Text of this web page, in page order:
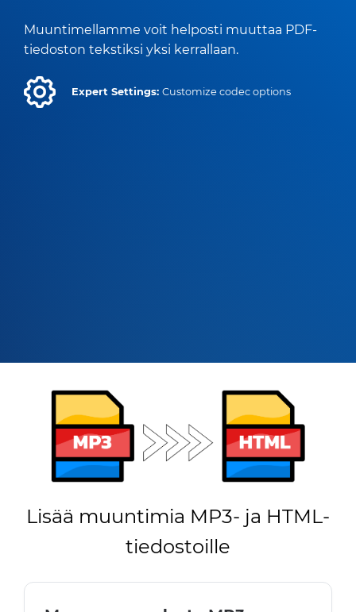
Muuntimellamme voit helposti muuttaa PDF-
tiedoston tekstiksi yksi kerrallaan.
Expert Settings: Customize codec options
Lisää muuntimia MP3- ja HTML-
tiedostoille